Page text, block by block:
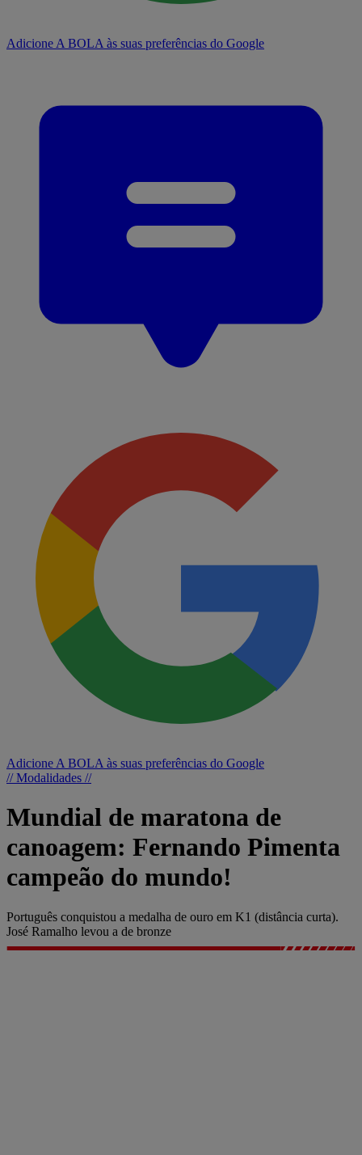
Adicione A BOLA às suas preferências do Google
Adicione A BOLA às suas preferências do Google
// Modalidades //
Mundial de maratona de
canoagem: Fernando Pimenta
campeão do mundo!
Português conquistou a medalha de ouro em K1 (distância curta).
José Ramalho levou a de bronze